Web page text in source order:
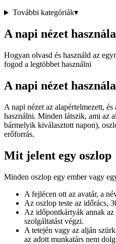
További kategóriák▾
A napi nézet
Hogyan olvasd és használd az
fogod a legtöbbet használni
A napi nézet
A napi nézet az alapértelmezett,
használni. Minden látszik, ami az
bármelyik kiválasztott napon),
erőforrás.
Mit jelent egy oszlop
Minden oszlop egy ember vagy
A fejlécen ott az avatár, a
Az oszlop teste az időrács,
Az időpontkártyák annak
szolgáltatást végzi.
A tetején vagy az alján
az adott munkatárs nem